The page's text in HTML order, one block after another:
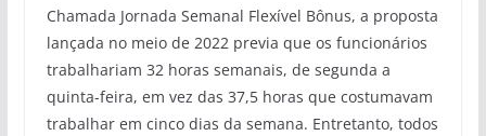
Chamada Jornada Semanal Flexível Bônus, a proposta
lançada no meio de 2022 previa que os funcionários
trabalhariam 32 horas semanais, de segunda a
quinta-feira, em vez das 37,5 horas que costumavam
trabalhar em cinco dias da semana. Entretanto, todos